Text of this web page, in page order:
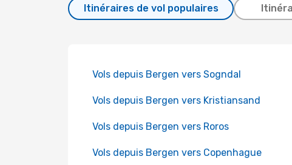
Itinéraires de vol populaires
Vols depuis Bergen vers Sogndal
Vols depuis Bergen vers Kristiansand
Vols depuis Bergen vers Roros
Vols depuis Bergen vers Copenhague